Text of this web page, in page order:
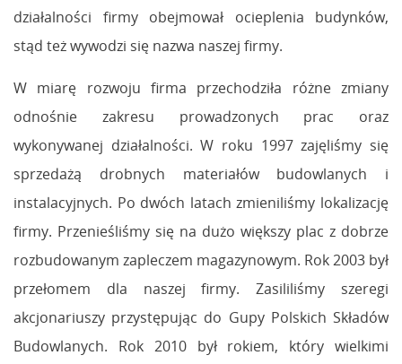
działalności firmy obejmował ocieplenia budynków,
stąd też wywodzi się nazwa naszej firmy.
W miarę rozwoju firma przechodziła różne zmiany
odnośnie zakresu prowadzonych prac oraz
wykonywanej działalności. W roku 1997 zajęliśmy się
sprzedażą drobnych materiałów budowlanych i
instalacyjnych. Po dwóch latach zmieniliśmy lokalizację
firmy. Przenieśliśmy się na dużo większy plac z dobrze
rozbudowanym zapleczem magazynowym. Rok 2003 był
przełomem dla naszej firmy. Zasililiśmy szeregi
akcjonariuszy przystępując do Gupy Polskich Składów
Budowlanych. Rok 2010 był rokiem, który wielkimi